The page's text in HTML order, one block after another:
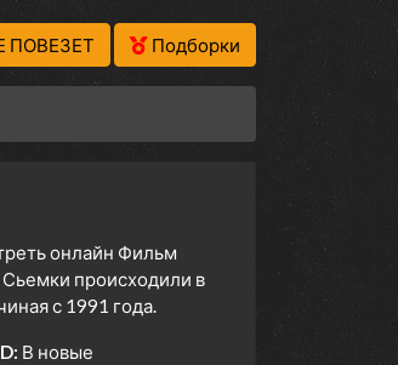
ПОВЕЗЕТ Подборки
онлайн Фильм
Сьемки происходили в
с 1991 года.
В новые